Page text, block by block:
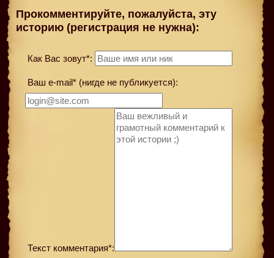
Прокомментируйте, пожалуйста, эту
историю (регистрация не нужна):
Как Вас зовут*:
Ваш e-mail* (нигде не публикуется):
Текст комментария*: